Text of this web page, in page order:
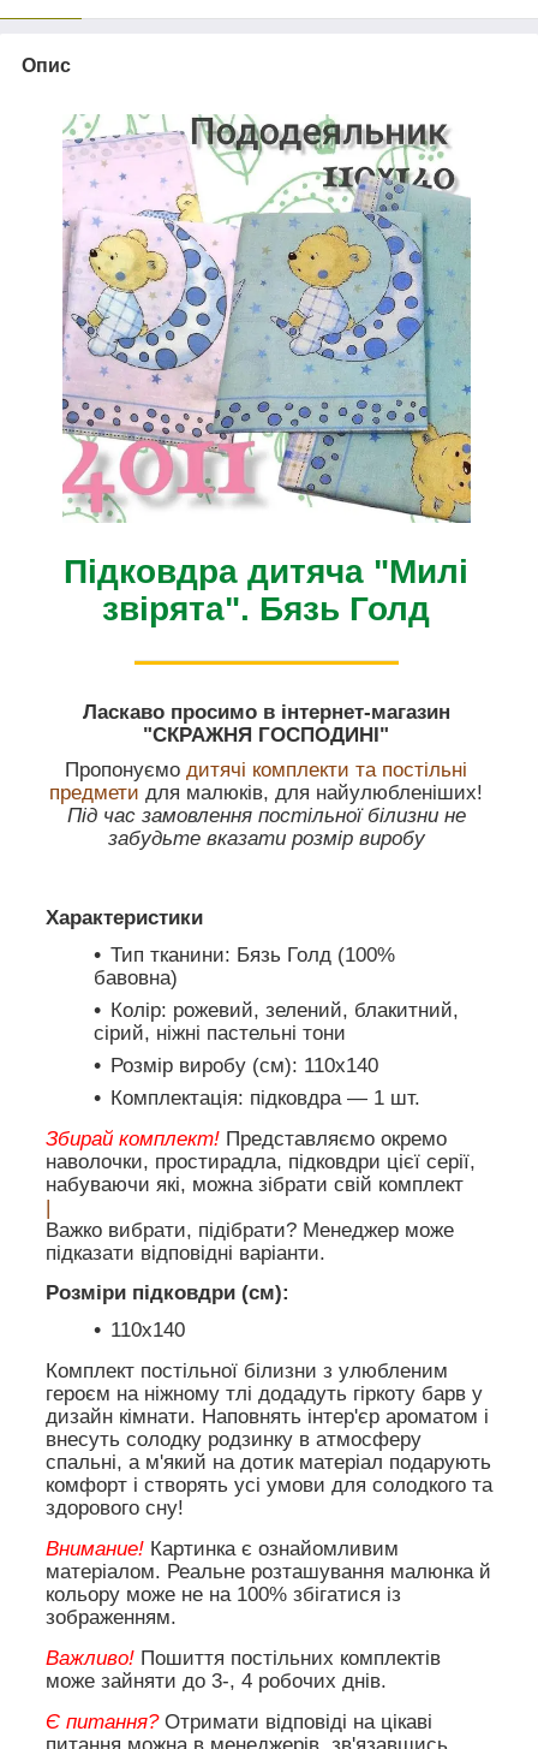
Опис
Підковдра дитяча "Милі
звірята". Бязь Голд
Ласкаво просимо в інтернет-магазин
"СКРАЖНЯ ГОСПОДИНІ"
Пропонуємодитячі комплекти та постільні
предмети для малюків, для найулюбленіших!
Під час замовлення постільної білизни не
забудьте вказати розмір виробу
Характеристики
Тип тканини: Бязь Голд (100%
бавовна)
Колір: рожевий, зелений, блакитний,
сірий, ніжні пастельні тони
Розмір виробу (см): 110х140
Комплектація: підковдра — 1 шт.
Збирай комплект! Представляємо окремо
наволочки, простирадла, підковдри цієї серії,
набуваючи які, можна зібрати свій комплект
|
Важко вибрати, підібрати? Менеджер може
підказати відповідні варіанти.
Розміри підковдри (см):
110х140
Комплект постільної білизни з улюбленим
героєм на ніжному тлі додадуть гіркоту барв у
дизайн кімнати. Наповнять інтер'єр ароматом і
внесуть солодку родзинку в атмосферу
спальні, а м'який на дотик матеріал подарують
комфорт і створять усі умови для солодкого та
здорового сну!
Внимание! Картинка є ознайомливим
матеріалом. Реальне розташування малюнка й
кольору може не на 100% збігатися із
зображенням.
Важливо! Пошиття постільних комплектів
може зайняти до 3-, 4 робочих днів.
Є питання?Отримати відповіді на цікаві
питання можна в менеджерів, зв'язавшись